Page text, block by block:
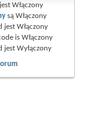
jestWłączony
sąWłączony
jestWłączony
isWłączony
jestWyłączony